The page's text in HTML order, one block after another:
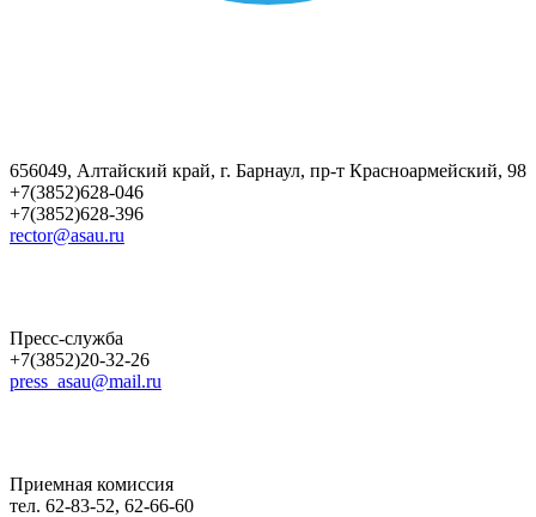
656049, Алтайский край, г. Барнаул, пр-т Красноармейский, 98
+7(3852)628-046
+7(3852)628-396
rector@asau.ru
Пресс-служба
+7(3852)20-32-26
press_asau@mail.ru
Приемная комиссия
тел. 62-83-52, 62-66-60